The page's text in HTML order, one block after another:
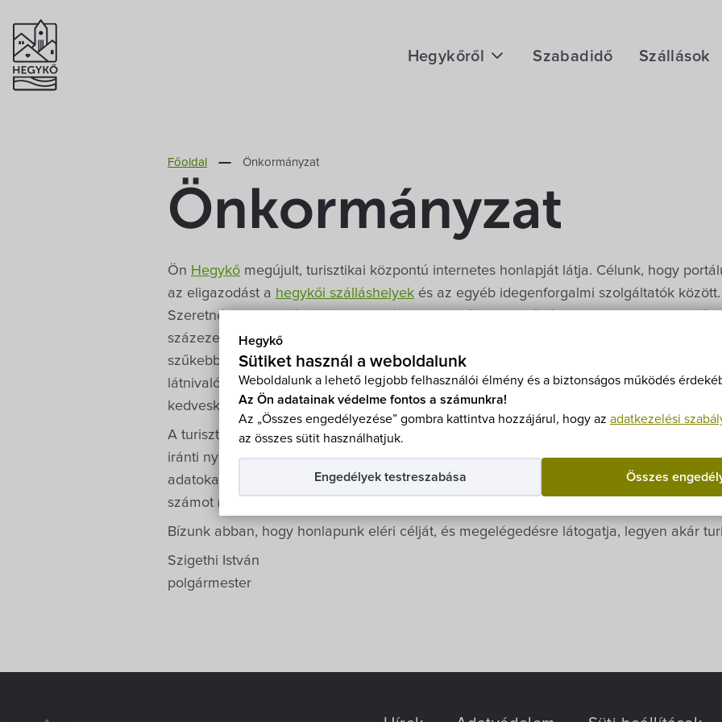
Hegykő
Sütiket használ a weboldalunk
Weboldalunk a lehető legjobb felhasználói élmény és a biztonságos működés
Az Ön adatainak védelme fontos a számunkra!
Az „Összes engedélyezése” gombra kattintva hozzájárul, hogy az adatkezelési
az összes sütit használhatjuk.
Összes
Engedélyek testreszabása
Hegykőről
Éghajlat
Szabadidő Szállások
Főoldal Önkormányzat
Önkormányzat
Ön Hegykő megújult, turisztikai központú internetes honlapját látja. Célunk, hogy
az eligazodást a hegykői szálláshelyek és az egyéb idegenforgalmi szolgáltatók között.
Szeretnénk, ha minél többen eljutnának Hegykőre, a Fertő-táj turisztikailag
százezer vendégéjszakával büszkélkedhet. Természetesen szeretnénk figyelmükbe
szűkebb térségünk, a Fertő-táj világörökség, aFertő-Hanság Nemzeti Park
, s az itt
látnivalóit, emlékeit, turisztikai attrakcióit. Különös gondot fordítunk arra, hogy éven át
kedveskedjünk nem csak az itt élőknek, de a hozzánk érkezőknek is.
A turisztikai igények kiszolgálásán túl honlapunk igyekszik megfelelni az
iránti nyilvánosság igényének. Ennek érdekében honlapunkon közzétesszük nem
adatokat, információkat (Közérdekű adatok), de mindazokat is, amelyekről úgy
számot (
Bízunk abban, hogy honlapunk eléri célját, és megelégedésre látogatja, legyen akár
Szigethi István
polgármester